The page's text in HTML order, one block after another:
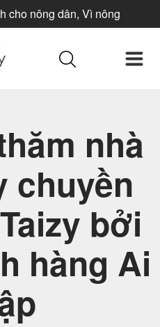
cho nông dân, Vì nông
nhà
chuyền
bởi
hàng Ai